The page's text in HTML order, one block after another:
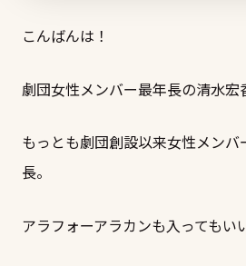
こんばんは！
劇団女性メンバー最年長の清水宏
もっとも劇団創設以来女性メン
長。
アラフォーアラカンも入ってもい